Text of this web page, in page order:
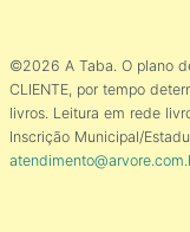
©2026 A Taba. O plano
CLIENTE, por tempo
livros. Leitura em rede
Inscrição Municipal/